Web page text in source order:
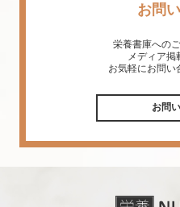
お問
栄養書庫への
メディア掲
お気軽にお問い
お問